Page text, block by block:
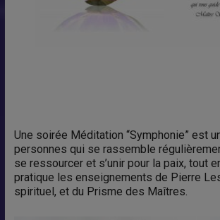
Une soirée Méditation “Symphonie” est
personnes qui se rassemble
se ressourcer et s’unir pour la paix, tout
pratique les enseignements de Pierre
spirituel, et du Prisme des Maîtres.